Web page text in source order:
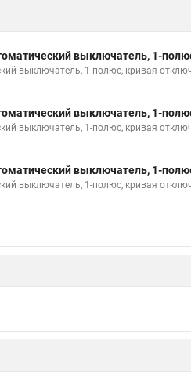
выключатель, 1-
выключатель, 1-полюс, кривая
выключатель, 1-
выключатель, 1-полюс, кривая
выключатель, 1-
выключатель, 1-полюс, кривая